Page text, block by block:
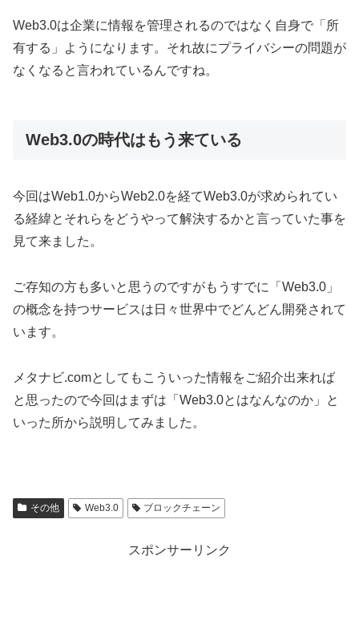
Web3.0は企業に情報を管理されるのではなく自身で「所
有する」ようになります。それ故にプライバシーの問題が
なくなると言われているんですね。
Web3.0の時代はもう来ている
今回はWeb1.0からWeb2.0を経てWeb3.0が求められてい
る経緯とそれらをどうやって解決するかと言っていた事を
見て来ました。
ご存知の方も多いと思うのですがもうすでに「Web3.0」
の概念を持つサービスは日々世界中でどんどん開発されて
います。
メタナビ.comとしてもこういった情報をご紹介出来れば
と思ったので今回はまずは「Web3.0とはなんなのか」と
いった所から説明してみました。
その他 Web3.0 ブロックチェーン
スポンサーリンク